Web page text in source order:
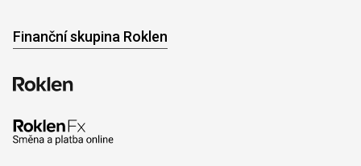
Finanční skupina Roklen